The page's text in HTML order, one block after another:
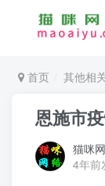
首页 其他相
恩施市
猫咪
4年前